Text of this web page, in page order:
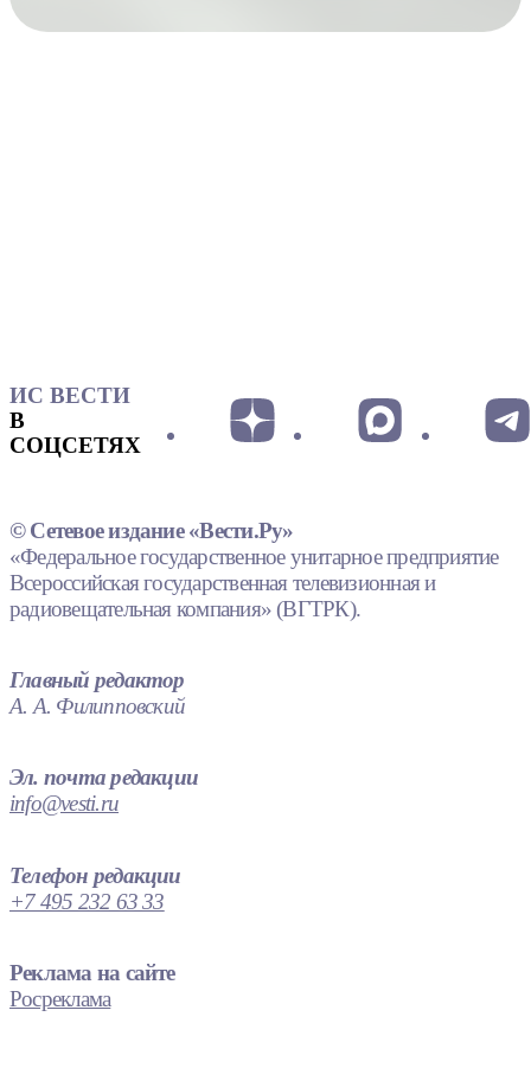
ИС ВЕСТИ
В
СОЦСЕТЯХ
© Сетевое издание «Вести.Ру»
«Федеральное государственное унитарное предприятие
Всероссийская государственная телевизионная и
радиовещательная компания» (ВГТРК).
Главный редактор
А. А. Филипповский
Эл. почта редакции
info@vesti.ru
Телефон редакции
+7 495 232 63 33
Реклама на сайте
Росреклама